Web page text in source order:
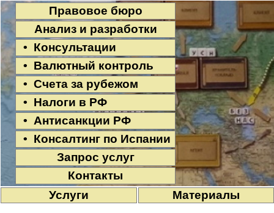
Правовое бюро
Анализ и разработки
• Консультации
• Валютный контроль
• Счета за рубежом
• Налоги в РФ
• Антисанкции РФ
• Консалтинг по Испании
Запрос услуг
Контакты
Услуги
Материалы